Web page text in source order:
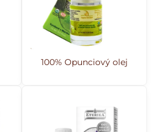
100% Opunciový olej